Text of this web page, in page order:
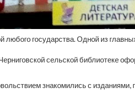
любого государства. Одной из
сельской библиотеке
знакомились с изданиями,